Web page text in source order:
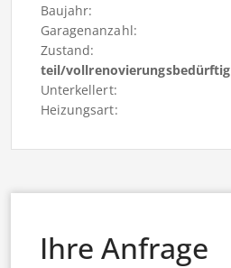
Baujahr:
Garagenanzahl:
Zustand:
teil/vollrenovierungsbedürftig
Unterkellert:
Heizungsart:
Ihre Anfrage